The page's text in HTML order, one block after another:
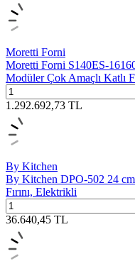
Moretti Forni
Moretti Forni S140ES-
Modüler Çok Amaçlı Katlı
1.292.692,73 TL
By Kitchen
By Kitchen DPO-502 24
Fırını, Elektrikli
36.640,45 TL